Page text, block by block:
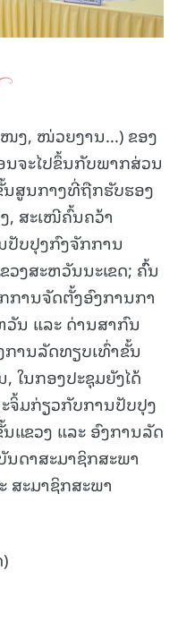
ງ, ໜ່ວຍງານ...) ຂອງ
ຈະໄປຂຶ້ນກັບພາກສ່ວນ
ສູນກາງທີ່ຖືກຮັບຮອງ
, ສະເໜີຄົ້ນຄວ້າ
ປັບປຸງກົງຈັກການ
ງສະຫວັນນະເຂດ; ຄົົ້ນ
ການຈັດຕັ້ງອົງການກາ
ນ ແລະ ດ່ານສາກົນ
ການລັດທຽບເທົ່າຂັ້ນ
ໃນກອງປະຊຸມຍັງໄດ້
ຈິ້ມກ່ຽວກັບການປັບປຸງ
ແຂວງ ແລະ ອົງການລັດ
ດາສະມາຊິກສະພາ
ສະມາຊິກສະພາ